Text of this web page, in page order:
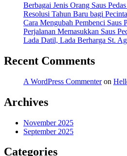
Berbagai Jenis Orang Saus
Resolusi Tahun Baru bagi
Cara Mengubah Pembenci Saus
Perjalanan Memasukkan Saus
Lada Datil, Lada Berharga St.
Recent Comments
A WordPress Commenteron
Archives
November 2025
September 2025
Categories